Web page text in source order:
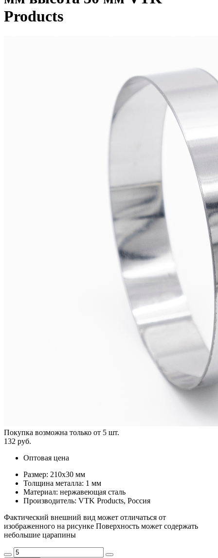
Products
Покупка возможна только от 5 шт.
132 руб.
Оптовая цена
Размер: 210х30 мм
Толщина металла: 1 мм
Материал: нержавеющая сталь
Производитель: VTK Products, Россия
Фактический внешний вид может отличаться от
изображенного на рисунке Поверхность может содержать
небольшие царапины